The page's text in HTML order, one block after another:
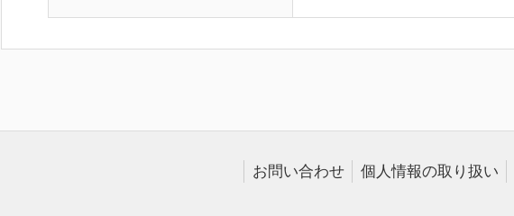
お問い合わせ 個人情報の取り扱い